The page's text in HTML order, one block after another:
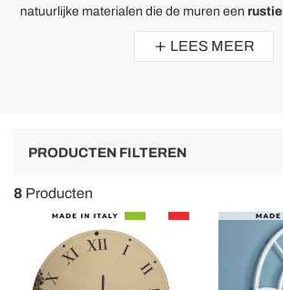
natuurlijke materialen die de muren een
LEES MEER
PRODUCTEN FILTEREN
8 Producten